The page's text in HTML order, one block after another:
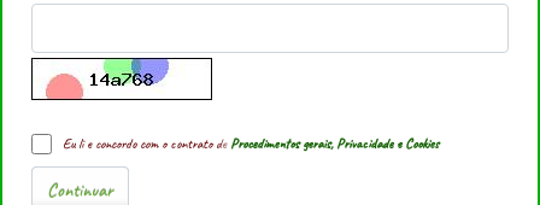
Eu li e concordo com o contrato deProcedimentos gerais, Privacidade e Cookies
Continuar